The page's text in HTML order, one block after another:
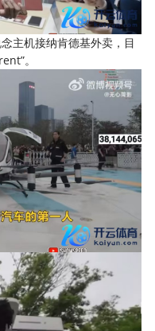
主机接纳肯德基外卖，目
。